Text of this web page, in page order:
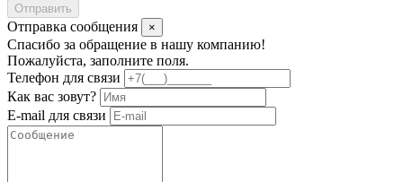
Отправить
Отправка сообщения ×
Спасибо за обращение в нашу компанию!
Пожалуйста, заполните поля.
Телефон для связи
Как вас зовут?
E-mail для связи